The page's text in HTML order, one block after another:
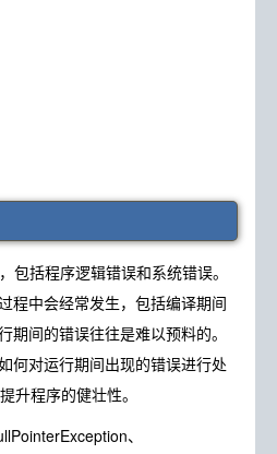
括程序逻辑错误和系统错误。
程中会经常发生，包括编译期间
间的错误往往是难以预料的。
何对运行期间出现的错误进行处
升程序的健壮性。
、